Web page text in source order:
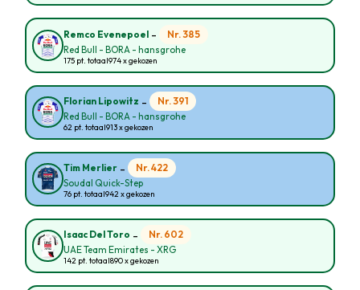
Remco Evenepoel - Nr. 385
Red Bull - BORA - hansgrohe
175 pt. totaal974 x gekozen
Florian Lipowitz - Nr. 391
Red Bull - BORA - hansgrohe
62 pt. totaal913 x gekozen
Tim Merlier - Nr. 422
Soudal Quick-Step
76 pt. totaal942 x gekozen
Isaac Del Toro - Nr. 602
UAE Team Emirates - XRG
142 pt. totaal890 x gekozen